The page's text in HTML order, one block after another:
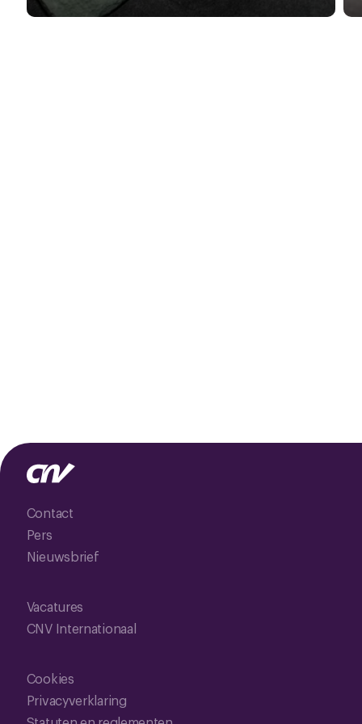
Contact
Pers
Nieuwsbrief
Vacatures
CNV Internationaal
Cookies
Privacyverklaring